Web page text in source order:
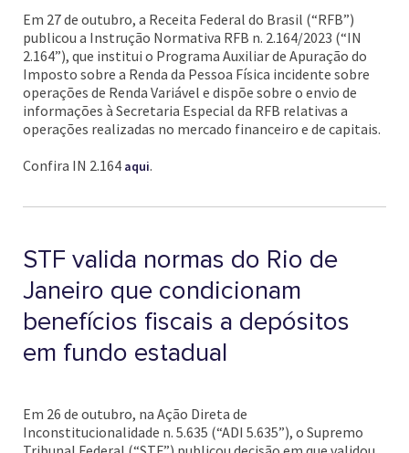
Em 27 de outubro, a Receita Federal do Brasil (“RFB”)
publicou a Instrução Normativa RFB n. 2.164/2023 (“IN
2.164”), que institui o Programa Auxiliar de Apuração do
Imposto sobre a Renda da Pessoa Física incidente sobre
operações de Renda Variável e dispõe sobre o envio de
informações à Secretaria Especial da RFB relativas a
operações realizadas no mercado financeiro e de capitais.
Confira IN 2.164 aqui.
STF valida normas do Rio de
Janeiro que condicionam
benefícios fiscais a depósitos
em fundo estadual
Em 26 de outubro, na Ação Direta de
Inconstitucionalidade n. 5.635 (“ADI 5.635”), o Supremo